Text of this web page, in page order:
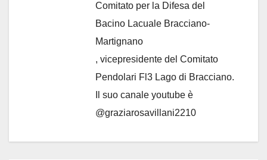
Comitato per la Difesa del
Bacino Lacuale Bracciano-
Martignano
, vicepresidente del Comitato
Pendolari Fl3 Lago di Bracciano.
Il suo canale youtube è
@graziarosavillani2210